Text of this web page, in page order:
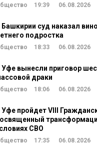
19:39 06.08.2026
Башкирии суд наказал
подростка
18:33 06.08.2026
Уфе вынесли приговор
драки
18:06 06.08.2026
Уфе пройдет VIII
СВО
17:35 06.08.2026